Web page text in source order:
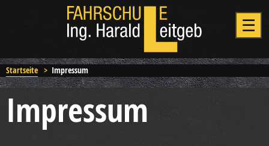
Startseite > Impressum
Impressum